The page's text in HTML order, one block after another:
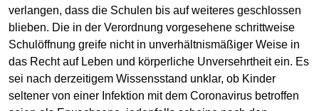
verlangen, dass die Schulen bis auf weiteres geschlossen
blieben. Die in der Verordnung vorgesehene schrittweise
Schulöffnung greife nicht in unverhältnismäßiger Weise in
das Recht auf Leben und körperliche Unversehrtheit ein. Es
sei nach derzeitigem Wissensstand unklar, ob Kinder
seltener von einer Infektion mit dem Coronavirus betroffen